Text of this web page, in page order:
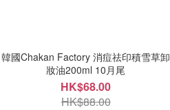
韓國Chakan Factory 消痘祛印積雪草卸
妝油200ml 10月尾
HK$68.00
HK$88.00